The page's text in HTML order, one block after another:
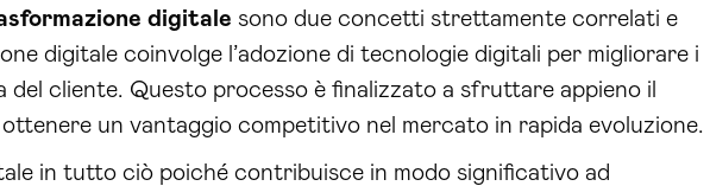
digitale sono due concetti strettamente correlati e
digitale coinvolge l’adozione di tecnologie digitali per migliorare i
del cliente. Questo processo è finalizzato a sfruttare appieno il
un vantaggio competitivo nel mercato in rapida evoluzione.
in tutto ciò poiché contribuisce in modo significativo ad